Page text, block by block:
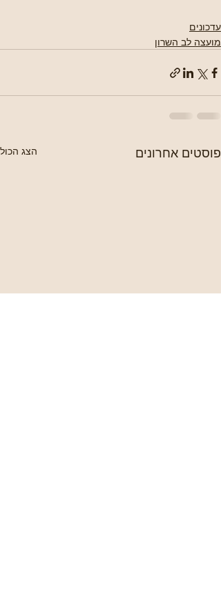
עדכונים
מועצה לב השרון
פוסטים אחרונים הצג הכול